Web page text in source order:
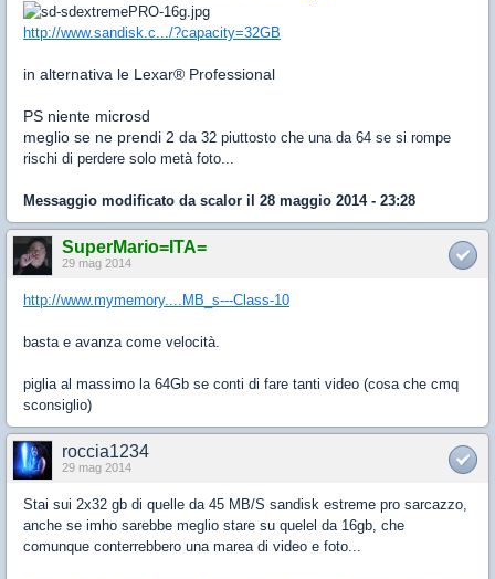
http://www.sandisk.c.../?capacity=32GB
in alternativa le Lexar® Professional
PS niente microsd
meglio se ne prendi 2 da 32 piuttosto che una da 64 se si rompe
rischi di perdere solo metà foto...
Messaggio modificato da scalor il 28 maggio 2014 - 23:28
SuperMario=ITA=
29 mag 2014
http://www.mymemory....MB_s---Class-10
basta e avanza come velocità.
piglia al massimo la 64Gb se conti di fare tanti video (cosa che cmq
sconsiglio)
roccia1234
29 mag 2014
Stai sui 2x32 gb di quelle da 45 MB/S sandisk estreme pro sarcazzo,
anche se imho sarebbe meglio stare su quelel da 16gb, che
comunque conterrebbero una marea di video e foto...